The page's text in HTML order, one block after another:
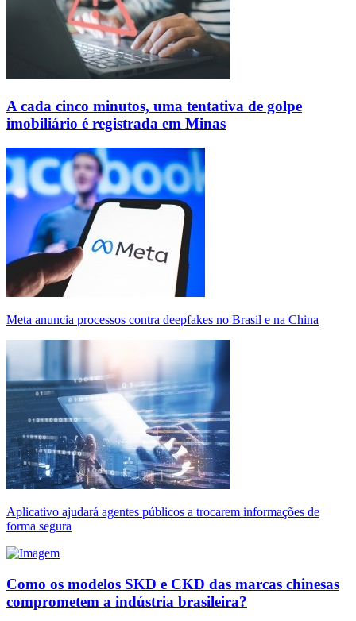
A cada cinco minutos, uma tentativa de golpe
imobiliário é registrada em Minas
Meta anuncia processos contra deepfakes no Brasil e na China
Aplicativo ajudará agentes públicos a trocarem informações de
forma segura
Como os modelos SKD e CKD das marcas chinesas
comprometem a indústria brasileira?